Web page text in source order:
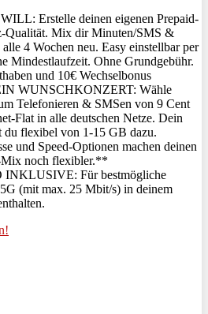
Erstelle deinen eigenen Prepaid-
Qualität. Mix dir Minuten/SMS &
4 Wochen neu. Easy einstellbar per
Mindestlaufzeit. Ohne Grundgebühr.
und 10€ Wechselbonus
WUNSCHKONZERT: Wähle
Telefonieren & SMSen von 9 Cent
Flat in alle deutschen Netze. Dein
du flexibel von 1-15 GB dazu.
und Speed-Optionen machen deinen
Mix noch flexibler.**
Für bestmögliche
(mit max. 25 Mbit/s) in deinem